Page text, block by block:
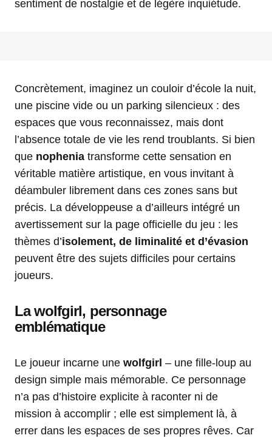
sentiment de nostalgie et de légère inquiétude.
Concrètement, imaginez un couloir d’école la nuit,
une piscine vide ou un parking silencieux : des
espaces que vous reconnaissez, mais dont
l’absence totale de vie les rend troublants. Si bien
que nophenia transforme cette sensation en
véritable matière artistique, en vous invitant à
déambuler librement dans ces zones sans but
précis. La développeuse a d’ailleurs intégré un
avertissement sur la page officielle du jeu : les
thèmes d’isolement, de liminalité et d’évasion
peuvent être des sujets difficiles pour certains
joueurs.
La wolfgirl, personnage
emblématique
Le joueur incarne une wolfgirl – une fille-loup au
design simple mais mémorable. Ce personnage
n’a pas d’histoire explicite à raconter ni de
mission à accomplir ; elle est simplement là, à
errer dans les espaces de ses propres rêves. Car